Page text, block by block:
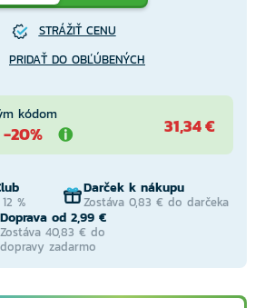
STRÁŽIŤ CENU
PRIDAŤ DO OBĽÚBENÝCH
kódom
-20% 31,34 €
%
Darček k nákupu
Zostáva 0,83 € do darčeka
Doprava od 2,99 €
Zostáva 40,83 € do
dopravy zadarmo